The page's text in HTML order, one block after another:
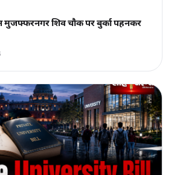
मुजफ्फरनगर शिव चौक पर बुर्का पहनकर